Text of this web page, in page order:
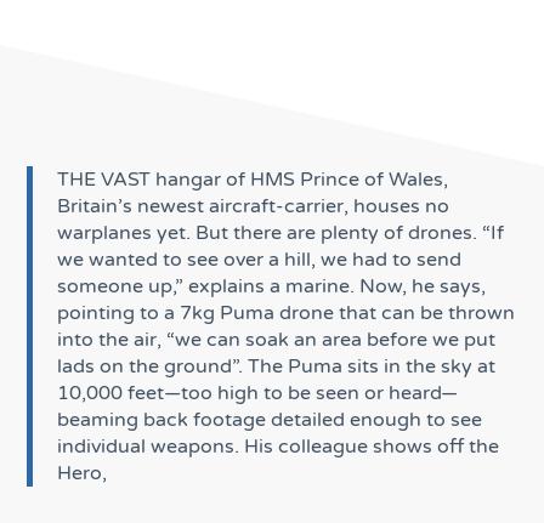
THE VAST hangar of HMS Prince of Wales,
Britain’s newest aircraft-carrier, houses no
warplanes yet. But there are plenty of drones. “If
we wanted to see over a hill, we had to send
someone up,” explains a marine. Now, he says,
pointing to a 7kg Puma drone that can be thrown
into the air, “we can soak an area before we put
lads on the ground”. The Puma sits in the sky at
10,000 feet—too high to be seen or heard—
beaming back footage detailed enough to see
individual weapons. His colleague shows off the
Hero,